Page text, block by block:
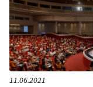
11.06.2021